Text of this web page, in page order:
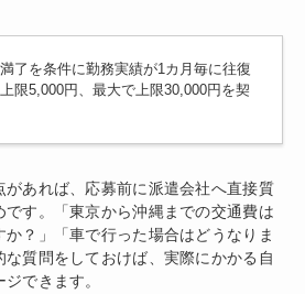
了を条件に勤務実績が1カ月毎に往復
限5,000円、最大で上限30,000円を契
があれば、応募前に派遣会社へ直接質
です。「東京から沖縄までの交通費は
か？」「車で行った場合はどうなりま
質問をしておけば、実際にかかる自
できます。